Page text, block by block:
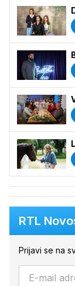
RTL
Prijavi se na